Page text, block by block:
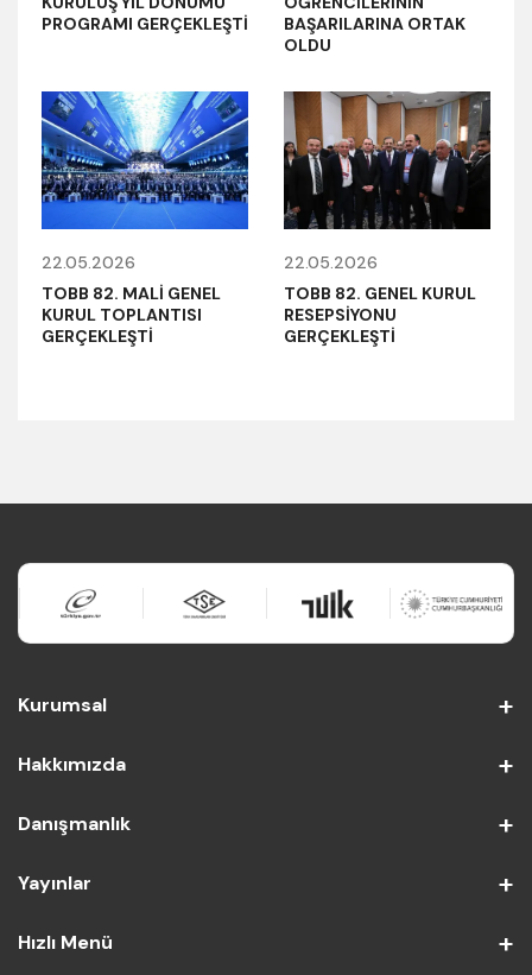
PROGRAMI GERÇEKLEŞTİ
BAŞARILARINA ORTAK
OLDU
22.05.2026
TOBB 82. MALİ GENEL
KURUL TOPLANTISI
GERÇEKLEŞTİ
22.05.2026
TOBB 82. GENEL KURUL
RESEPSİYONU
GERÇEKLEŞTİ
Kurumsal
Hakkımızda
Danışmanlık
Yayınlar
Hızlı Menü